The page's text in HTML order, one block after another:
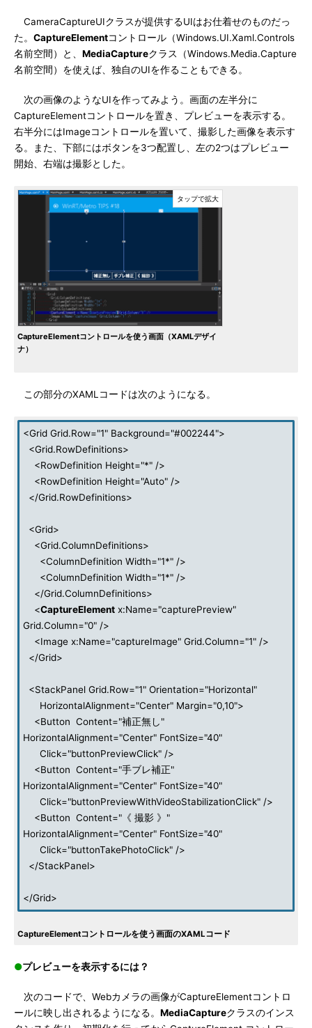
CameraCaptureUIクラスが提供するUIはお仕着せのものだっ
た。 CaptureElementコントロール（Windows.UI.Xaml.Controls
名前空間）と、 MediaCaptureクラス（Windows.Media.Capture
名前空間）を使えば、独自のUIを作ることもできる。
次の画像のようなUIを作ってみよう。画面の左半分に
CaptureElementコントロールを置き、プレビューを表示する。
右半分にはImageコントロールを置いて、撮影した画像を表示す
る。また、下部にはボタンを3つ配置し、左の2つはプレビュー
開始、右端は撮影とした。
CaptureElementコントロールを使う画面（XAMLデザイ
ナ）
この部分のXAMLコードは次のようになる。
<Grid Grid.Row="1" Background="#002244">
<Grid.RowDefinitions>
<RowDefinition Height="*" />
<RowDefinition Height="Auto" />
</Grid.RowDefinitions>
<Grid>
<Grid.ColumnDefinitions>
<ColumnDefinition Width="1*" />
<ColumnDefinition Width="1*" />
</Grid.ColumnDefinitions>
<CaptureElement x:Name="capturePreview"
Grid.Column="0" />
<Image x:Name="captureImage" Grid.Column="1" />
</Grid>
<StackPanel Grid.Row="1" Orientation="Horizontal"
HorizontalAlignment="Center" Margin="0,10">
<Button Content="補正無し"
HorizontalAlignment="Center" FontSize="40"
Click="buttonPreviewClick" />
<Button Content="手ブレ補正"
HorizontalAlignment="Center" FontSize="40"
Click="buttonPreviewWithVideoStabilizationClick" />
<Button Content="《 撮影 》"
HorizontalAlignment="Center" FontSize="40"
Click="buttonTakePhotoClick" />
</StackPanel>
</Grid>
CaptureElementコントロールを使う画面のXAMLコード
●プレビューを表示するには？
次のコードで、Webカメラの画像がCaptureElementコントロ
ールに映し出されるようになる。 MediaCaptureクラスのインス